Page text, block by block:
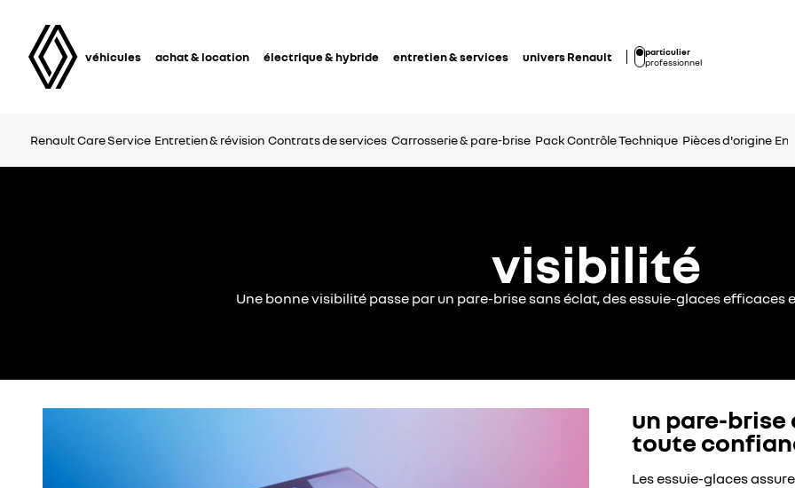
véhicules achat & location électrique & hybride entretien & services univers Renault
particulier
professionnel
Renault Care Service Entretien & révision Contrats de services Carrosserie & pare-brise Pack Contrôle Technique Pièces d'origine
visibilité
Une bonne visibilité passe par un pare-brise sans éclat, des essuie-glaces efficaces
un pare-brise
toute
Les essuie-glaces